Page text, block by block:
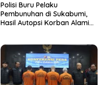
Polisi Buru Pelaku
Pembunuhan di Sukabumi,
Hasil Autopsi Korban Alami